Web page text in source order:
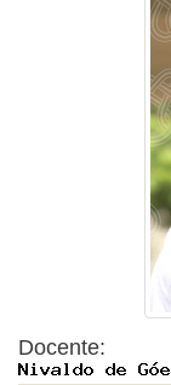
Docente: